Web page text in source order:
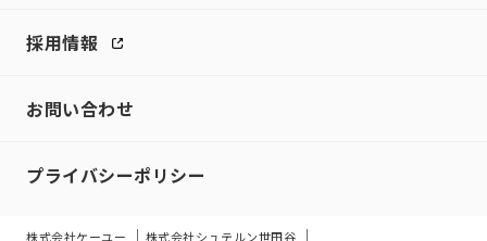
採用情報
お問い合わせ
プライバシーポリシー
株式会社ケーユー 株式会社シュテルン世田谷